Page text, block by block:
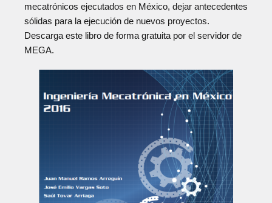
mecatrónicos ejecutados en México, dejar antecedentes
sólidas para la ejecución de nuevos proyectos.
Descarga este libro de forma gratuita por el servidor de
MEGA.